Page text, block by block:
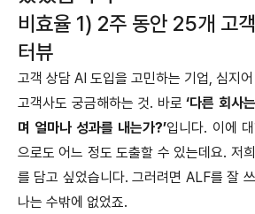
비효율 1) 2주 동안 25개 고
터뷰
고객 상담 AI 도입을 고민하는 기업, 심지
고객사도 궁금해하는 것. 바로 ‘다른 회사
며 얼마나 성과를 내는가?’입니다. 이에
으로도 어느 정도 도출할 수 있는데요. 저
를 담고 싶었습니다. 그러려면 ALF를 잘
나는 수밖에 없었죠.